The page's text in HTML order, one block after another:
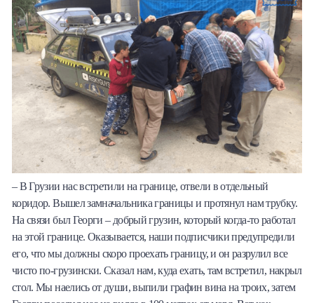
– В Грузии нас встретили на границе, отвели в отдельный
коридор. Вышел замначальника границы и протянул нам трубку.
На связи был Георги – добрый грузин, который когда-то работал
на этой границе. Оказывается, наши подписчики предупредили
его, что мы должны скоро проехать границу, и он разрулил все
чисто по-грузински. Сказал нам, куда ехать, там встретил, накрыл
стол. Мы наелись от души, выпили графин вина на троих, затем